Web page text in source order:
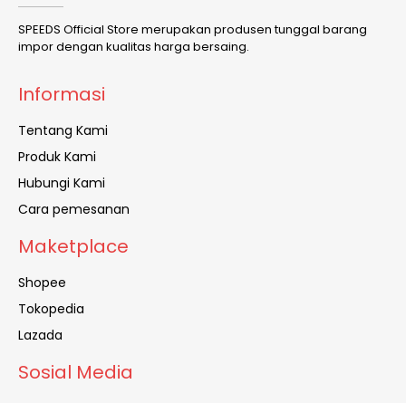
SPEEDS Official Store merupakan produsen tunggal barang
impor dengan kualitas harga bersaing.
Informasi
Tentang Kami
Produk Kami
Hubungi Kami
Cara pemesanan
Maketplace
Shopee
Tokopedia
Lazada
Sosial Media